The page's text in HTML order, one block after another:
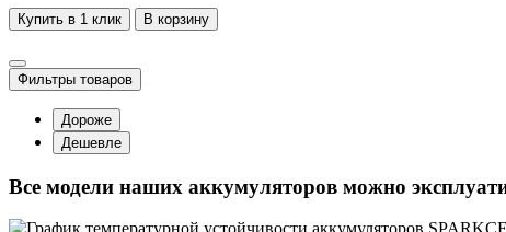
Купить в 1 клик В корзину
Фильтры товаров
Дороже
Дешевле
Все модели наших аккумуляторов можно